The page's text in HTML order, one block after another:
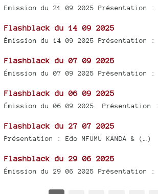
Emission du 21 09 2025 Présentation :
Flashblack du 14 09 2025
Émission du 14 09 2025 Présentation :
Flashblack du 07 09 2025
Émission du 07 09 2025 Présentation :
Flashblack du 06 09 2025
Émission du 06 09 2025. Présentation :
Flashblack du 27 07 2025
Présentation : Edo MFUMU KANDA & (…)
Flashblack du 29 06 2025
Émission du 29 06 2025 Présentation :